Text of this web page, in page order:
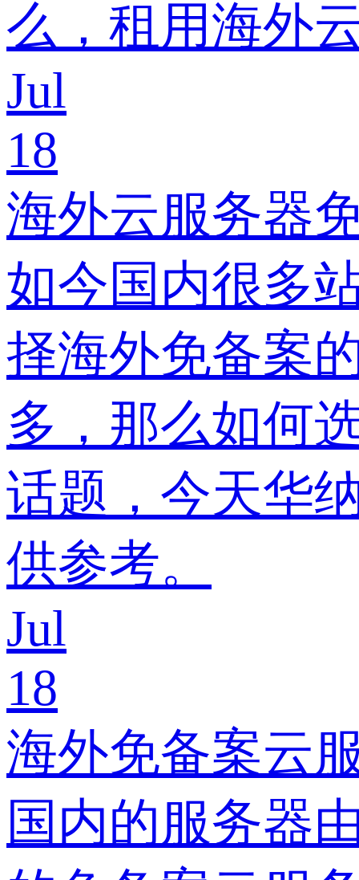
么，租用海外
Jul
18
海外云服务器
如今国内很多
择海外免备案
多，那么如何
话题，今天华
供参考。
Jul
18
海外免备案云
国内的服务器